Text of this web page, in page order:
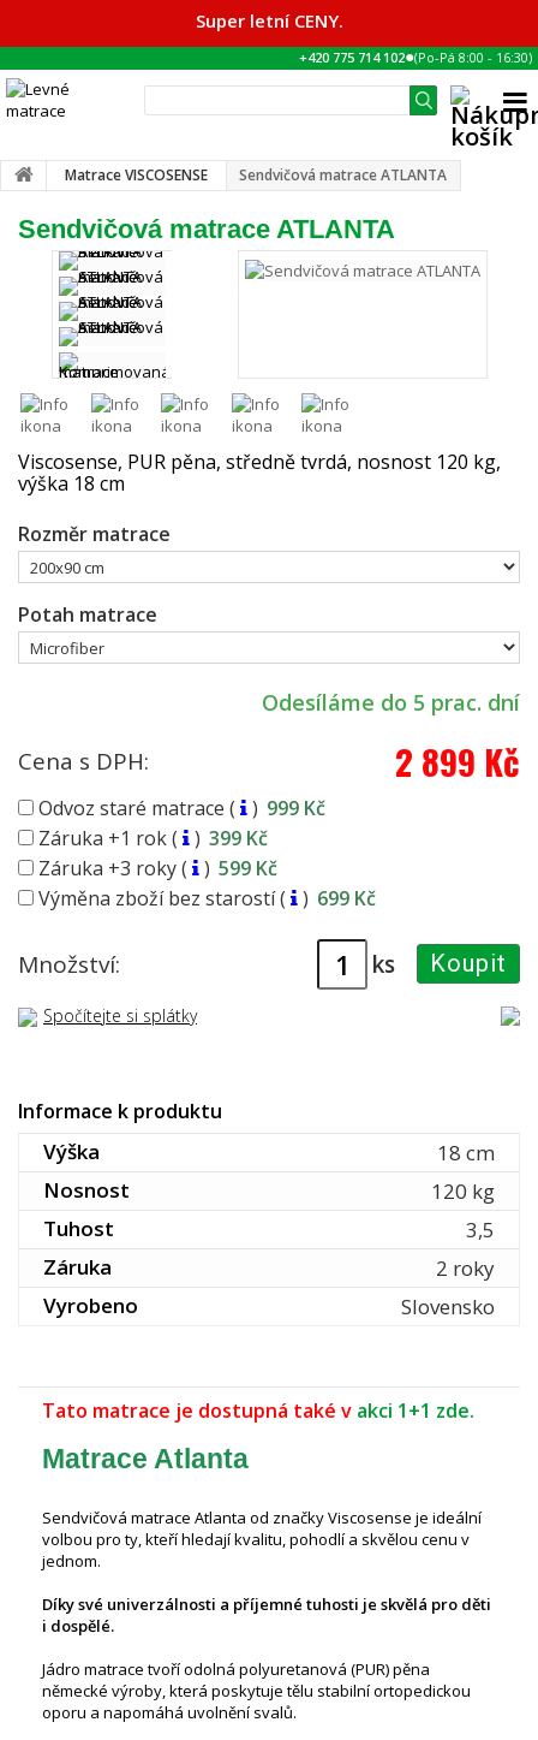
Super letní CENY.
+420 775 714 102●(Po-Pá 8:00 - 16:30)
Matrace VISCOSENSE Sendvičová matrace ATLANTA
Sendvičová matrace ATLANTA
Viscosense, PUR pěna, středně tvrdá, nosnost 120 kg,
výška 18 cm
Rozměr matrace
Potah matrace
Odesíláme do 5 prac. dní
Cena s DPH: 2 899 Kč
Odvoz staré matrace ( ) 999 Kč
Záruka +1 rok (
) 399 Kč
Záruka +3 roky (
) 599 Kč
Výměna zboží bez starostí (
) 699 Kč
Množství: ks Koupit
Spočítejte si splátky
Informace k produktu
Výška
18 cm
Nosnost
120 kg
Tuhost
3,5
Záruka
2 roky
Vyrobeno
Slovensko
Tato matrace je dostupná také v akci 1+1 zde.
Matrace Atlanta
Sendvičová matrace Atlanta od značky Viscosense je ideální
volbou pro ty, kteří hledají kvalitu, pohodlí a skvělou cenu v
jednom.
Díky své univerzálnosti a příjemné tuhosti je skvělá pro děti
i dospělé.
Jádro matrace tvoří odolná polyuretanová (PUR) pěna
německé výroby, která poskytuje tělu stabilní ortopedickou
oporu a napomáhá uvolnění svalů.